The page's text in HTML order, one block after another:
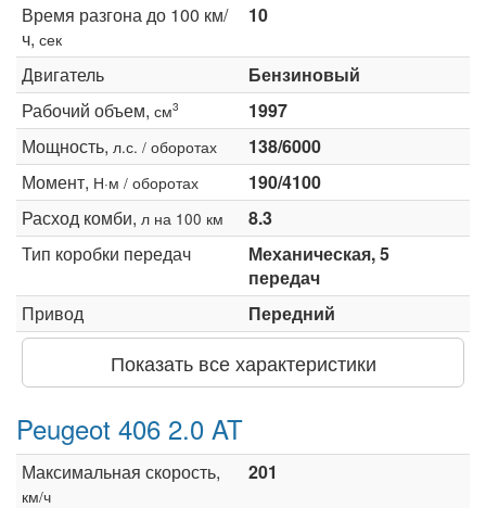
Время разгона до 100 км/
ч, сек
10
Двигатель
Бензиновый
Рабочий объем, см3
1997
Мощность, л.с. / оборотах
138/6000
Момент, Н·м / оборотах
190/4100
Расход комби, л на 100 км
8.3
Тип коробки передач
Механическая, 5
передач
Привод
Передний
Показать все характеристики
Peugeot 406 2.0 AT
Максимальная скорость,
км/ч
201